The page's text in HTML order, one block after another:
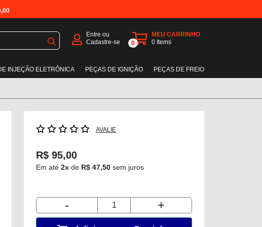
Entre ou
Cadastre-se
0
MEU CARRINHO
0 Items
INJEÇÃO ELETRÔNICA PEÇAS DE IGNIÇÃO PEÇAS DE FREIO
AVALIE
R$ 95,00
Em até 2x de R$ 47,50 sem juros
- +